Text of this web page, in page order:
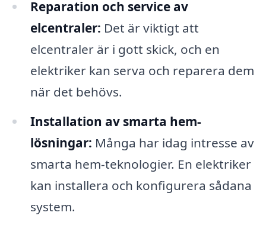
Reparation och service av
elcentraler: Det är viktigt att
elcentraler är i gott skick, och en
elektriker kan serva och reparera dem
när det behövs.
Installation av smarta hem-
lösningar: Många har idag intresse av
smarta hem-teknologier. En elektriker
kan installera och konfigurera sådana
system.